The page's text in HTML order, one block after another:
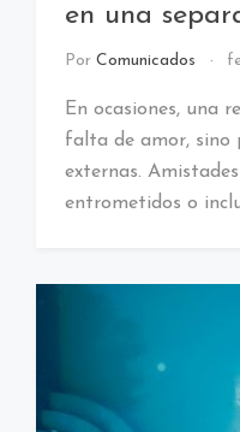
en una
Por Comunicados
En ocasiones, una
falta de amor, sino
externas.
entrometidos o